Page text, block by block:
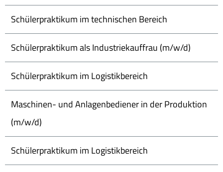
Schülerpraktikum im technischen Bereich
Schülerpraktikum als Industriekauffrau (m/w/d)
Schülerpraktikum im Logistikbereich
Maschinen- und Anlagenbediener in der Produktion
(m/w/d)
Schülerpraktikum im Logistikbereich